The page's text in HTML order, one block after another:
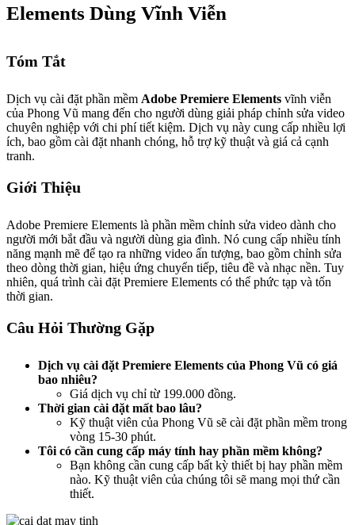
Elements Dùng Vĩnh Viễn
Tóm Tắt
Dịch vụ cài đặt phần mềm Adobe Premiere Elements vĩnh viễn
của Phong Vũ mang đến cho người dùng giải pháp chỉnh sửa video
chuyên nghiệp với chi phí tiết kiệm. Dịch vụ này cung cấp nhiều lợi
ích, bao gồm cài đặt nhanh chóng, hỗ trợ kỹ thuật và giá cả cạnh
tranh.
Giới Thiệu
Adobe Premiere Elements là phần mềm chỉnh sửa video dành cho
người mới bắt đầu và người dùng gia đình. Nó cung cấp nhiều tính
năng mạnh mẽ để tạo ra những video ấn tượng, bao gồm chỉnh sửa
theo dòng thời gian, hiệu ứng chuyển tiếp, tiêu đề và nhạc nền. Tuy
nhiên, quá trình cài đặt Premiere Elements có thể phức tạp và tốn
thời gian.
Câu Hỏi Thường Gặp
Dịch vụ cài đặt Premiere Elements của Phong Vũ có giá
bao nhiêu?
Giá dịch vụ chỉ từ 199.000 đồng.
Thời gian cài đặt mất bao lâu?
Kỹ thuật viên của Phong Vũ sẽ cài đặt phần mềm trong
vòng 15-30 phút.
Tôi có cần cung cấp máy tính hay phần mềm không?
Bạn không cần cung cấp bất kỳ thiết bị hay phần mềm
nào. Kỹ thuật viên của chúng tôi sẽ mang mọi thứ cần
thiết.